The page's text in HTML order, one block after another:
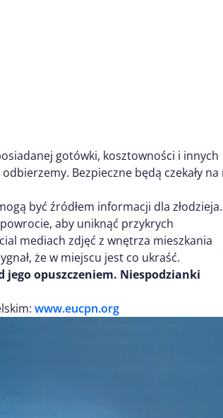
gotówki, kosztowności i innych
Bezpieczne będą czekały na
być źródłem informacji dla złodzieja.
aby uniknąć przykrych
mediach zdjęć z wnętrza mieszkania
że w miejscu jest co ukraść.
jego opuszczeniem. Niespodzianki
www.eucpn.org